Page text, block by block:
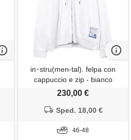
in･stru(men-tal). felpa con
cappuccio e zip - bianco
230,00 €
Sped. 18,00 €
46-48